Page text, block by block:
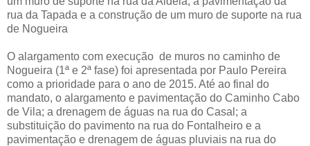
rua da Tapada e a construção de um muro de suporte na rua
de Nogueira
O alargamento com execução de muros no caminho de
Nogueira (1ª e 2ª fase) foi apresentada por Paulo Pereira
como a prioridade para o ano de 2015. Até ao final do
mandato, o alargamento e pavimentação do Caminho Cabo
de Vila; a drenagem de águas na rua do Casal; a
substituição do pavimento na rua do Fontalheiro e a
pavimentação e drenagem de águas pluviais na rua do